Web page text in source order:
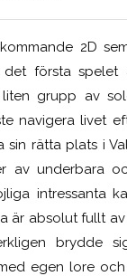
2D
första spelet
grupp av
navigera livet
rätta plats i
av underbara
intressanta
är absolut fullt
brydde
egen lore och